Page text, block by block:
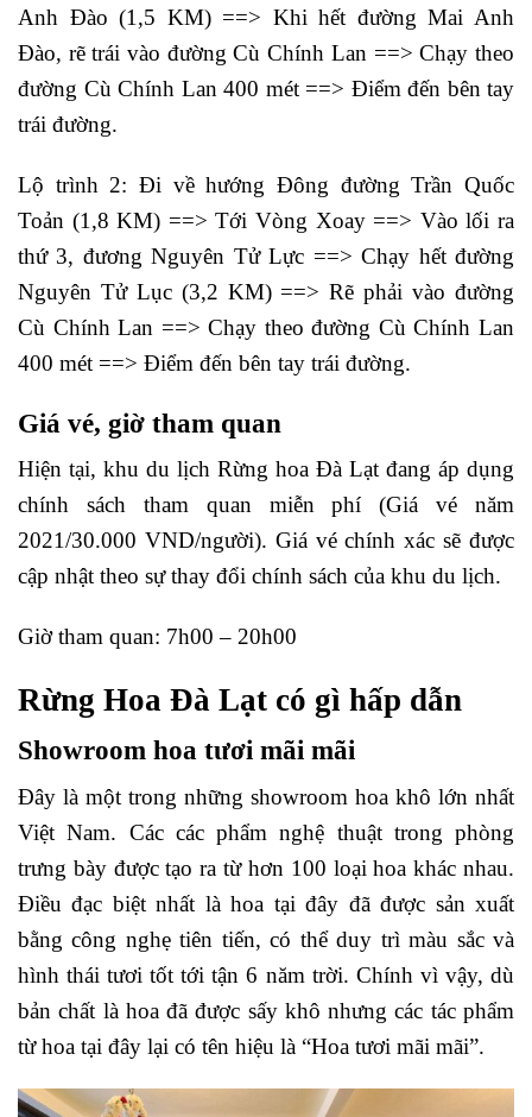
Anh Đào (1,5 KM) ==> Khi hết đường Mai Anh
Đào, rẽ trái vào đường Cù Chính Lan ==> Chạy theo
đường Cù Chính Lan 400 mét ==> Điểm đến bên tay
trái đường.
Lộ trình 2: Đi về hướng Đông đường Trần Quốc
Toản (1,8 KM) ==> Tới Vòng Xoay ==> Vào lối ra
thứ 3, đương Nguyên Tử Lực ==> Chạy hết đường
Nguyên Tử Lục (3,2 KM) ==> Rẽ phải vào đường
Cù Chính Lan ==> Chạy theo đường Cù Chính Lan
400 mét ==> Điểm đến bên tay trái đường.
Giá vé, giờ tham quan
Hiện tại, khu du lịch Rừng hoa Đà Lạt đang áp dụng
chính sách tham quan miễn phí (Giá vé năm
2021/30.000 VND/người). Giá vé chính xác sẽ được
cập nhật theo sự thay đổi chính sách của khu du lịch.
Giờ tham quan: 7h00 – 20h00
Rừng Hoa Đà Lạt có gì hấp dẫn
Showroom hoa tươi mãi mãi
Đây là một trong những showroom hoa khô lớn nhất
Việt Nam. Các các phẩm nghệ thuật trong phòng
trưng bày được tạo ra từ hơn 100 loại hoa khác nhau.
Điều đạc biệt nhất là hoa tại đây đã được sản xuất
bằng công nghẹ tiên tiến, có thể duy trì màu sắc và
hình thái tươi tốt tới tận 6 năm trời. Chính vì vậy, dù
bản chất là hoa đã được sấy khô nhưng các tác phẩm
từ hoa tại đây lại có tên hiệu là “Hoa tươi mãi mãi”.